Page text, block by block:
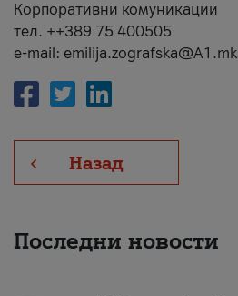
Корпоративни комуникации
тел. ++389 75 400505
e-mail: emilija.zografska@A1.mk
Назад
Последни новости